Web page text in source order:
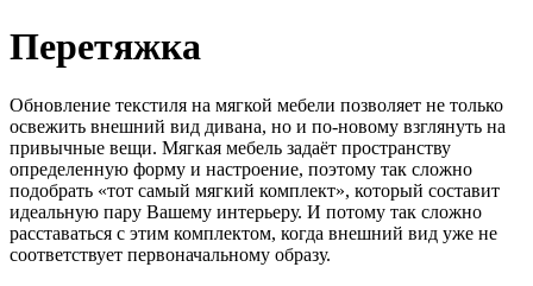
Перетяжка
Обновление текстиля на мягкой мебели позволяет не только
освежить внешний вид дивана, но и по-новому взглянуть на
привычные вещи. Мягкая мебель задаёт пространству
определенную форму и настроение, поэтому так сложно
подобрать «тот самый мягкий комплект», который составит
идеальную пару Вашему интерьеру. И потому так сложно
расставаться с этим комплектом, когда внешний вид уже не
соответствует первоначальному образу.